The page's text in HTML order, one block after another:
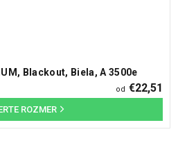
Blackout, Biela, A 3500e
od €22,51